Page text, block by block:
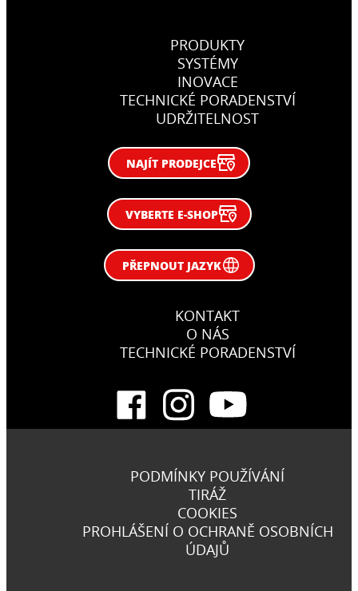
PRODUKTY
SYSTÉMY
INOVACE
TECHNICKÉ PORADENSTVÍ
UDRŽITELNOST
NAJÍT PRODEJCE
VYBERTE E-SHOP
PŘEPNOUT JAZYK
KONTAKT
O NÁS
TECHNICKÉ PORADENSTVÍ
PODMÍNKY POUŽÍVÁNÍ
TIRÁŽ
COOKIES
PROHLÁŠENÍ O OCHRANĚ OSOBNÍCH
ÚDAJŮ